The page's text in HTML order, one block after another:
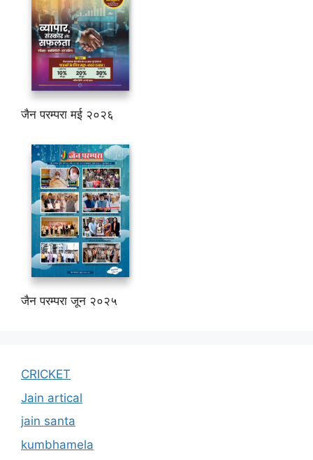
जैन परम्परा मई २०२६
जैन परम्परा जून २०२५
CRICKET
Jain artical
jain santa
kumbhamela